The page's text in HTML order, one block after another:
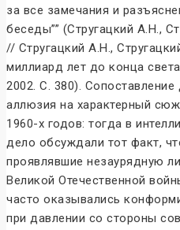
за все замечания и
беседы”” (Стругацкий А.Н.,
// Стругацкий А.Н.,
миллиард лет до конца
2002. С. 380). Сопоставление
аллюзия на характерный
1960-х годов: тогда в
дело обсуждали тот факт,
проявлявшие незаурядную
Великой Отечественной
часто оказывались
при давлении со стороны